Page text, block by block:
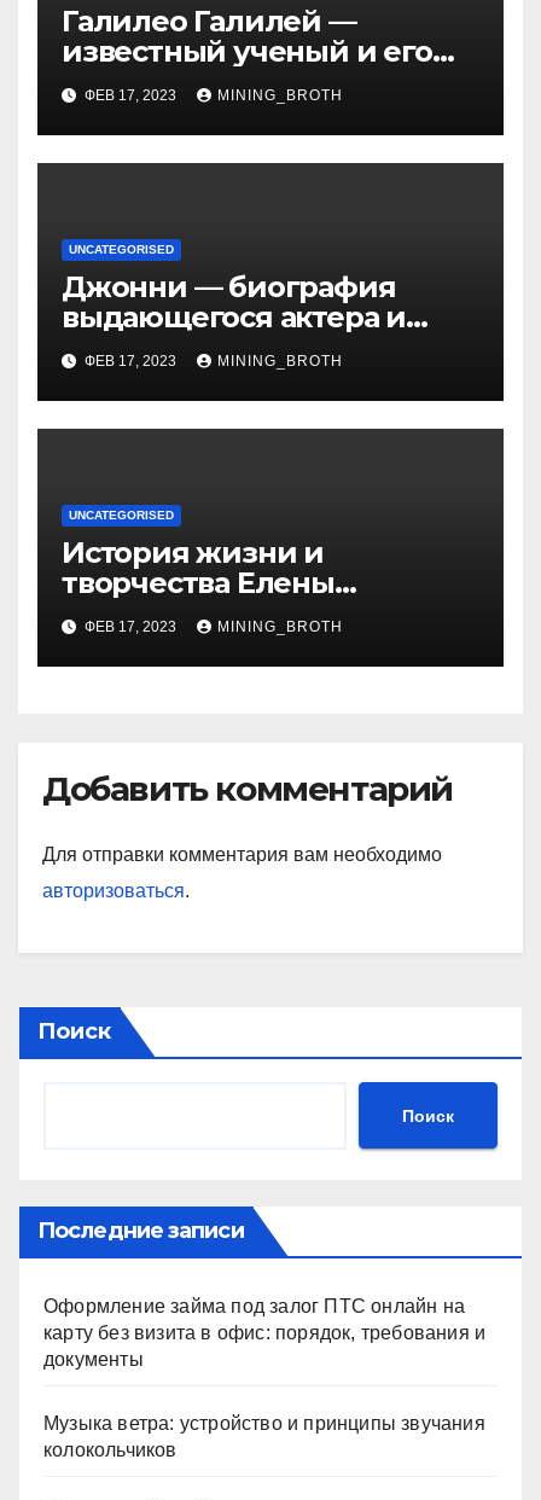
Галилео Галилей —
известный ученый и его
открытия — краткая
биография, достижения и
вклад в науку
ФЕВ 17, 2023 MINING_BROTH
UNCATEGORISED
Джонни — биография
выдающегося актера и
талантливого певца, чья
артистичность захватывает
миллионы сердец
ФЕВ 17, 2023 MINING_BROTH
UNCATEGORISED
История жизни и
творчества Елены
Дубровской — биография,
достижения, интересные
факты
ФЕВ 17, 2023 MINING_BROTH
Добавить комментарий
Для отправки комментария вам необходимо
авторизоваться.
Поиск
Поиск
Последние записи
Оформление займа под залог ПТС онлайн на
карту без визита в офис: порядок, требования и
документы
Музыка ветра: устройство и принципы звучания
колокольчиков